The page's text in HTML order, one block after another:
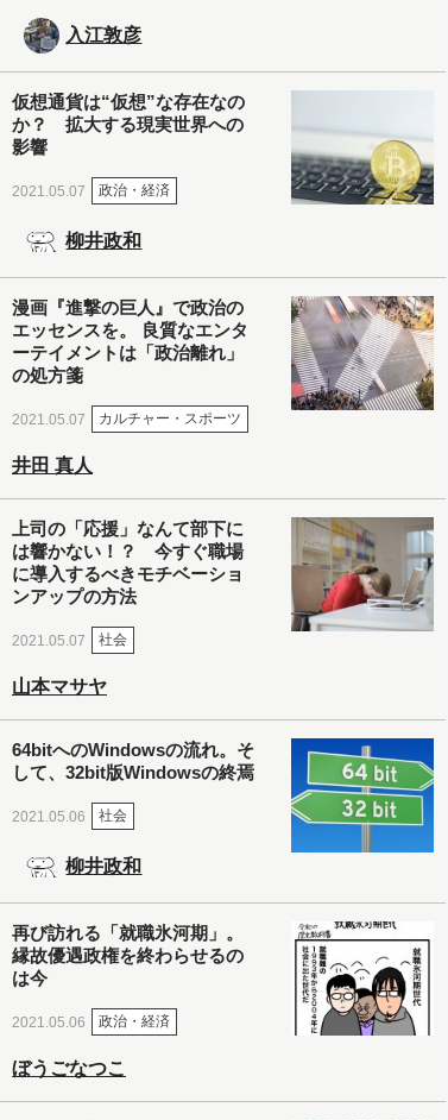
入江敦彦
仮想通貨は“仮想”な存在なの
か？ 拡大する現実世界への
影響
2021.05.07 政治・経済
柳井政和
漫画『進撃の巨人』で政治の
エッセンスを。 良質なエンタ
ーテイメントは「政治離れ」
の処方箋
2021.05.07 カルチャー・スポーツ
井田 真人
上司の「応援」なんて部下に
は響かない！？ 今すぐ職場
に導入するべきモチベーショ
ンアップの方法
2021.05.07 社会
山本マサヤ
64bitへのWindowsの流れ。そ
して、32bit版Windowsの終焉
2021.05.06 社会
柳井政和
再び訪れる「就職氷河期」。
縁故優遇政権を終わらせるの
は今
2021.05.06 政治・経済
ぼうごなつこ